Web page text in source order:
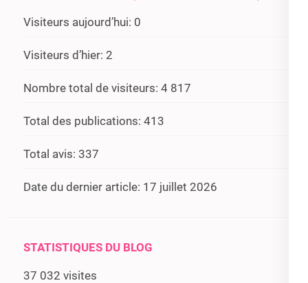
Visiteurs aujourd’hui: 0
Visiteurs d’hier: 2
Nombre total de visiteurs: 4 817
Total des publications: 413
Total avis: 337
Date du dernier article: 17 juillet 2026
STATISTIQUES DU BLOG
37 032 visites